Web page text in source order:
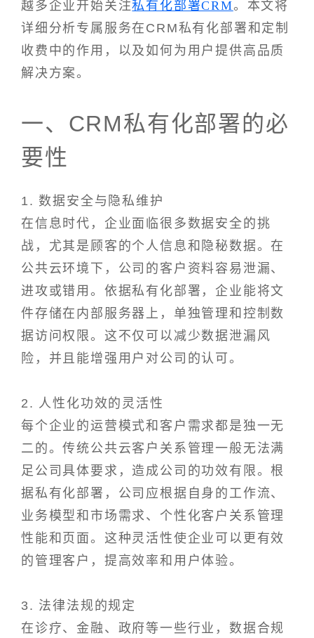
越多企业开始关注私有化部署CRM。本文将
详细分析专属服务在CRM私有化部署和定制
收费中的作用，以及如何为用户提供高品质
解决方案。
一、CRM私有化部署的必
要性
1. 数据安全与隐私维护
在信息时代，企业面临很多数据安全的挑
战，尤其是顾客的个人信息和隐秘数据。在
公共云环境下，公司的客户资料容易泄漏、
进攻或错用。依据私有化部署，企业能将文
件存储在内部服务器上，单独管理和控制数
据访问权限。这不仅可以减少数据泄漏风
险，并且能增强用户对公司的认可。
2. 人性化功效的灵活性
每个企业的运营模式和客户需求都是独一无
二的。传统公共云客户关系管理一般无法满
足公司具体要求，造成公司的功效有限。根
据私有化部署，公司应根据自身的工作流、
业务模型和市场需求、个性化客户关系管理
性能和页面。这种灵活性使企业可以更有效
的管理客户，提高效率和用户体验。
3. 法律法规的规定
在诊疗、金融、政府等一些行业，数据合规